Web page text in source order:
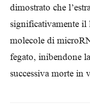
dimostrato che
significativamente
molecole di
fegato, inibendone
successiva morte